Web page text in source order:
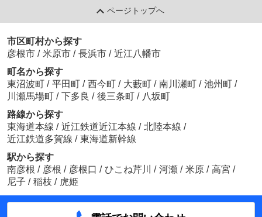
ページトップへ
市区町村から探す
彦根市 / 米原市 / 長浜市 / 近江八幡市
町名から探す
東沼波町 / 平田町 / 西今町 / 大藪町 / 南川瀬町 / 池州町 /
川瀬馬場町 / 下多良 / 後三条町 / 八坂町
路線から探す
東海道本線 / 近江鉄道近江本線 / 北陸本線 /
近江鉄道多賀線 / 東海道新幹線
駅から探す
南彦根 / 彦根 / 彦根口 / ひこね芹川 / 河瀬 / 米原 / 高宮 /
尼子 / 稲枝 / 虎姫